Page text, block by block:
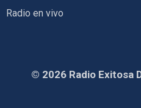
Radio en vivo
© 2026 Radio Exitosa